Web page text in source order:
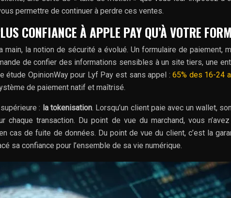
permettre de continuer à perdre ces ventes.
CONFIANCE À APPLE PAY QU’À VOTRE
la notion de sécurité a évolué. Un formulaire de paiement,
de confier des informations sensibles à un site tiers, une
étude OpinionWay pour Lyf Pay est sans appel :65% des 16-24
de paiement natif et maîtrisé.
: la tokenisation. Lorsqu’un client paie avec un wallet,
transaction. Du point de vue du marchand, vous
cas de fuite de données. Du point de vue du client, c’est la
sa confiance pour l’ensemble de sa vie numérique.